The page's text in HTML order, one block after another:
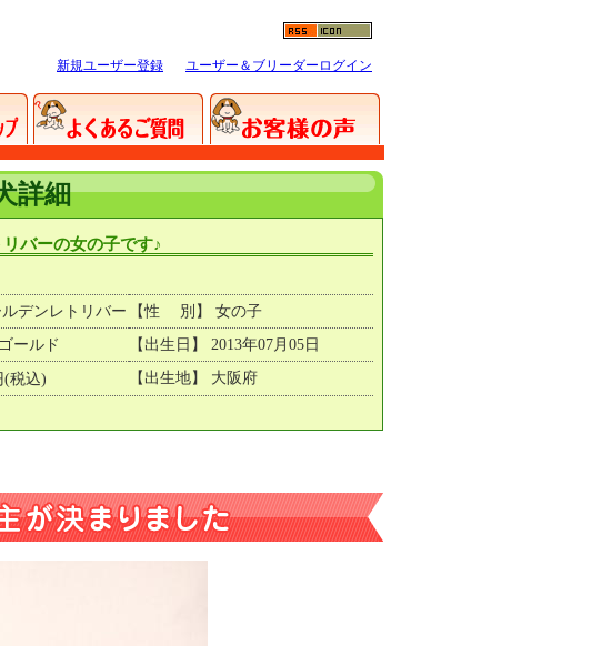
新規ユーザー登録 ユーザー＆ブリーダーログイン
詳細
バーの女の子です♪
デンレトリバー
【性 別】 女の子
ールド
【出生日】 2013年07月05日
(税込) 【出生地】 大阪府